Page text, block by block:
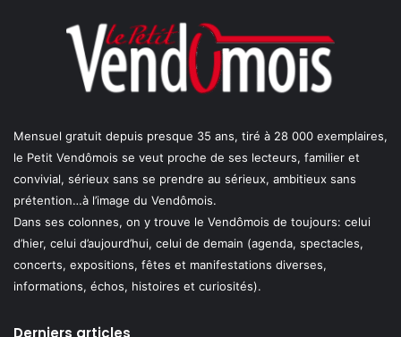
Mensuel gratuit depuis presque 35 ans, tiré à 28 000 exemplaires,
le Petit Vendômois se veut proche de ses lecteurs, familier et
convivial, sérieux sans se prendre au sérieux, ambitieux sans
prétention…à l’image du Vendômois.
Dans ses colonnes, on y trouve le Vendômois de toujours: celui
d’hier, celui d’aujourd’hui, celui de demain (agenda, spectacles,
concerts, expositions, fêtes et manifestations diverses,
informations, échos, histoires et curiosités).
Derniers articles